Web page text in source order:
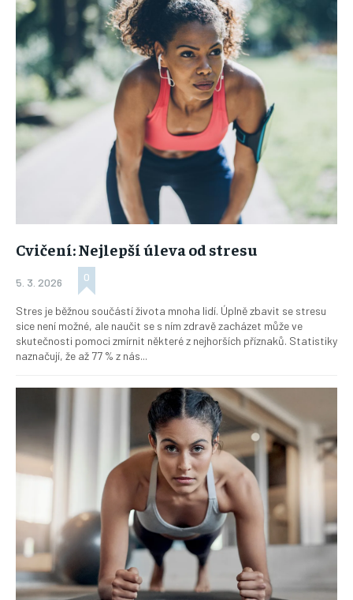
Cvičení: Nejlepší úleva od stresu
5. 3. 2026 0
Stres je běžnou součástí života mnoha lidí. Úplně zbavit se stresu
sice není možné, ale naučit se s ním zdravě zacházet může ve
skutečnosti pomoci zmírnit některé z nejhorších příznaků. Statistiky
naznačují, že až 77 % z nás...